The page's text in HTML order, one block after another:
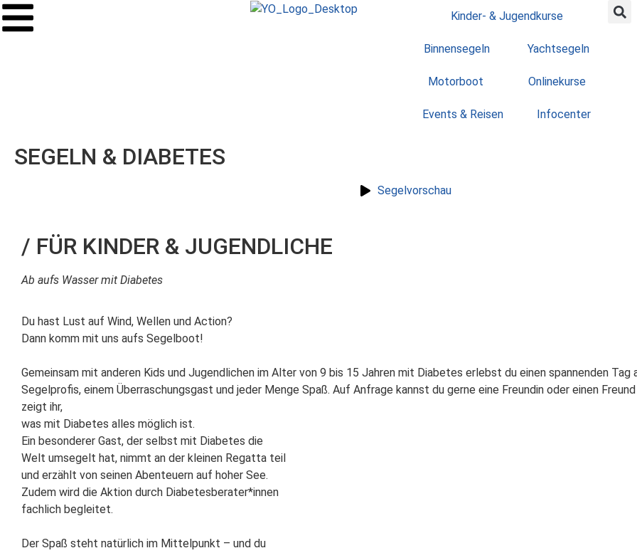
Kinder- & Jugendkurse
Binnensegeln Yachtsegeln
Motorboot Onlinekurse
Events & Reisen Infocenter
SEGELN & DIABETES
Segelvorschau
/ FÜR KINDER & JUGENDLICHE
Ab aufs Wasser mit Diabetes
Du hast Lust auf Wind, Wellen und Action?
Dann komm mit uns aufs Segelboot!
Gemeinsam mit anderen Kids und Jugendlichen im Alter von 9 bis 15 Jahren mit Diabetes erlebst du einen spannenden
Segelprofis, einem Überraschungsgast und jeder Menge Spaß. Auf Anfrage kannst du gerne eine Freundin oder einen
zeigt ihr,
was mit Diabetes alles möglich ist.
Ein besonderer Gast, der selbst mit Diabetes die
Welt umsegelt hat, nimmt an der kleinen Regatta teil
und erzählt von seinen Abenteuern auf hoher See.
Zudem wird die Aktion durch Diabetesberater*innen
fachlich begleitet.
Der Spaß steht natürlich im Mittelpunkt – und du